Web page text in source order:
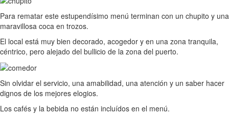
Para rematar este estupendísimo menú terminan con un chupito y una
maravillosa coca en trozos.
El local está muy bien decorado, acogedor y en una zona tranquila,
céntrico, pero alejado del bullicio de la zona del puerto.
Sin olvidar el servicio, una amabilidad, una atención y un saber hacer
dignos de los mejores elogios.
Los cafés y la bebida no están incluídos en el menú.